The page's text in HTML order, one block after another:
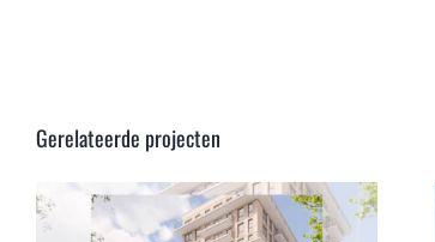
Gerelateerde projecten